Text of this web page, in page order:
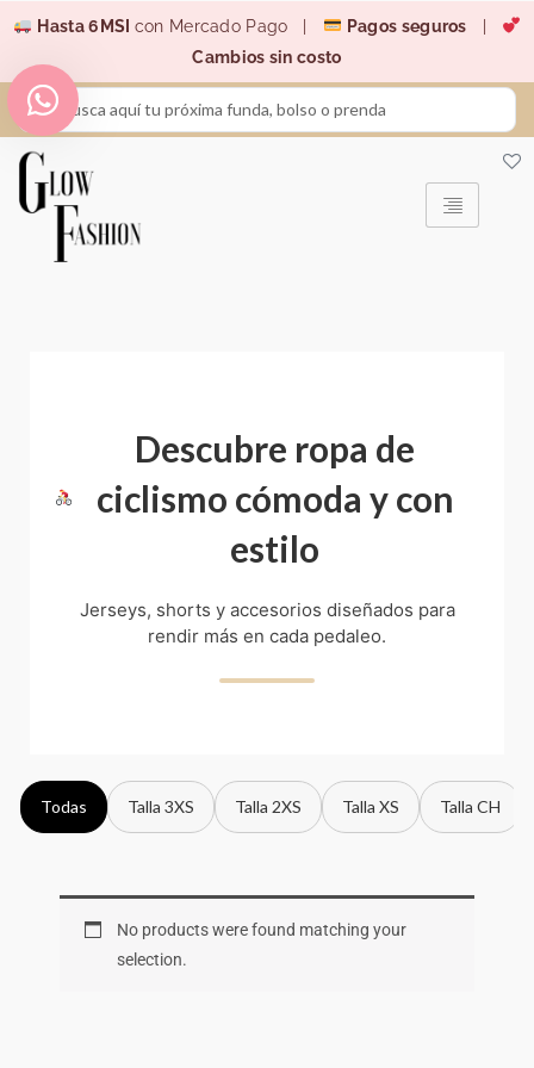
contenido
Hasta 6MSI con Mercado Pago | Pagos seguros
Cambios sin costo
Search
...
Descubre ropa de
ciclismo cómoda y con
estilo
Jerseys, shorts y accesorios diseñados para
rendir más en cada pedaleo.
Todas Talla 3XS Talla 2XS Talla XS Talla CH
No products were found matching your
selection.